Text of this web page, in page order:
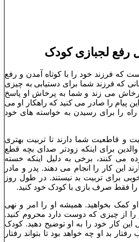
رفع لجبازی کودک
که فرزند خود را با کوتاه آمدن و رفع
که فرزند شما برای دستیابی به چیزی
می زند و شما به پرخاش او پاسخ
پیام را صادر می کنید که راهکار او می
راه را برای رسیدن به خواسته های خود
و قاطعیت شما دارند تا تربیت بهتری
برای اینکه زودتر صدای بچه قطع
می کنند، برخی به دلیل اینکه خسته
این کار را انجام می دهند. پدر و مادر
خوبی برای تربیت بد نیستند. در طول روز
صرف بازی با کودک خود کنید.
کمک بخواهید. همیشه او را امر و نهی
را از چیزی که دوست دارد محروم کنید.
این کار خود را به او توضیح دهید. کودک
بد او چه خواهد بود تا بتواند رفتار